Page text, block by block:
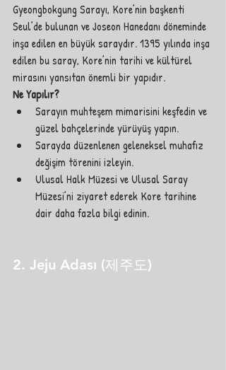
Gyeongbokgung Sarayı, Kore’nin başkenti
Seul’de bulunan ve Joseon Hanedanı döneminde
inşa edilen en büyük saraydır. 1395 yılında inşa
edilen bu saray, Kore’nin tarihi ve kültürel
mirasını yansıtan önemli bir yapıdır.
Ne Yapılır?
Sarayın muhteşem mimarisini keşfedin ve
güzel bahçelerinde yürüyüş yapın.
Sarayda düzenlenen geleneksel muhafız
değişim törenini izleyin.
Ulusal Halk Müzesi ve Ulusal Saray
Müzesi’ni ziyaret ederek Kore tarihine
dair daha fazla bilgi edinin.
2. Jeju Adası (제주도)